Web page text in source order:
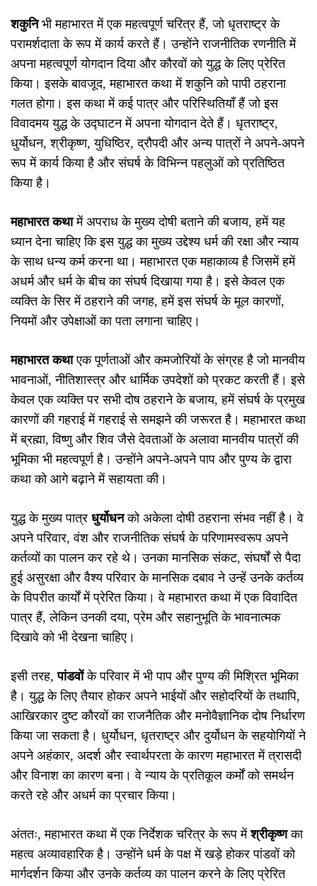
शकुनिभी महाभारत में एक महत्वपूर्ण चरित्र हैं, जो धृतराष्ट्र के
परामर्शदाता के रूप में कार्य करते हैं। उन्होंने राजनीतिक रणनीति में
अपना महत्वपूर्ण योगदान दिया और कौरवों को युद्ध के लिए प्रेरित
किया। इसके बावजूद, महाभारत कथा में शकुनि को पापी ठहराना
गलत होगा। इस कथा में कई पात्र और परिस्थितियाँ हैं जो इस
विवादमय युद्ध के उद्घाटन में अपना योगदान देते हैं। धृतराष्ट्र,
धुर्योधन, श्रीकृष्ण, युधिष्ठिर, द्रौपदी और अन्य पात्रों ने अपने-अपने
रूप में कार्य किया है और संघर्ष के विभिन्न पहलुओं को प्रतिष्ठित
किया है।
महाभारत कथामें अपराध के मुख्य दोषी बताने की बजाय, हमें यह
ध्यान देना चाहिए कि इस युद्ध का मुख्य उद्देश्य धर्म की रक्षा और न्याय
के साथ धन्य कर्म करना था। महाभारत एक महाकाव्य है जिसमें हमें
अधर्म और धर्म के बीच का संघर्ष दिखाया गया है। इसे केवल एक
व्यक्ति के सिर में ठहराने की जगह, हमें इस संघर्ष के मूल कारणों,
नियमों और उपेक्षाओं का पता लगाना चाहिए।
महाभारत कथाएक पूर्णताओं और कमजोरियों के संग्रह है जो मानवीय
भावनाओं, नीतिशास्त्र और धार्मिक उपदेशों को प्रकट करती हैं। इसे
केवल एक व्यक्ति पर सभी दोष ठहराने के बजाय, हमें संघर्ष के प्रमुख
कारणों की गहराई में गहराई से समझने की जरूरत है। महाभारत कथा
में ब्रह्मा, विष्णु और शिव जैसे देवताओं के अलावा मानवीय पात्रों की
भूमिका भी महत्वपूर्ण है। उन्होंने अपने-अपने पाप और पुण्य के द्वारा
कथा को आगे बढ़ाने में सहायता की।
युद्ध के मुख्य पात्र धुर्योधनको अकेला दोषी ठहराना संभव नहीं है। वे
अपने परिवार, वंश और राजनीतिक संघर्ष के परिणामस्वरूप अपने
कर्तव्यों का पालन कर रहे थे। उनका मानसिक संकट, संघर्षों से पैदा
हुई असुरक्षा और वैश्य परिवार के मानसिक दबाव ने उन्हें उनके कर्तव्य
के विपरीत कार्यों में प्रेरित किया। वे महाभारत कथा में एक विवादित
पात्र हैं, लेकिन उनकी दया, प्रेम और सहानुभूति के भावनात्मक
दिखावे को भी देखना चाहिए।
इसी तरह,पांडवोंके परिवार में भी पाप और पुण्य की मिश्रित भूमिका
है। युद्ध के लिए तैयार होकर अपने भाईयों और सहोदरियों के तथापि,
आखिरकार दुष्ट कौरवों का राजनैतिक और मनोवैज्ञानिक दोष निर्धारण
किया जा सकता है। धुर्योधन, धृतराष्ट्र और दुर्योधन के सहयोगियों ने
अपने अहंकार, अदर्श और स्वार्थपरता के कारण महाभारत में त्रासदी
और विनाश का कारण बना। वे न्याय के प्रतिकूल कर्मों को समर्थन
करते रहे और अधर्म का प्रचार किया।
अंततः, महाभारत कथा में एक निर्देशक चरित्र के रूप मेंश्रीकृष्णका
महत्व अव्यावहारिक है। उन्होंने धर्म के पक्ष में खड़े होकर पांडवों को
मार्गदर्शन किया और उनके कर्तव्य का पालन करने के लिए प्रेरित